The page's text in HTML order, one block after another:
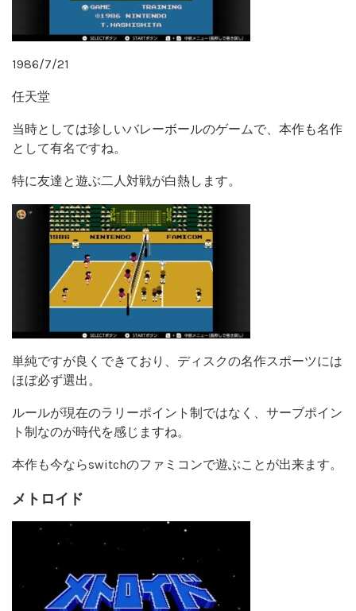
1986/7/21
任天堂
当時としては珍しいバレーボールのゲームで、本作も名作
として有名ですね。
特に友達と遊ぶ二人対戦が白熱します。
単純ですが良くできており、ディスクの名作スポーツには
ほぼ必ず選出。
ルールが現在のラリーポイント制ではなく、サーブポイン
ト制なのが時代を感じますね。
本作も今ならswitchのファミコンで遊ぶことが出来ます。
メトロイド